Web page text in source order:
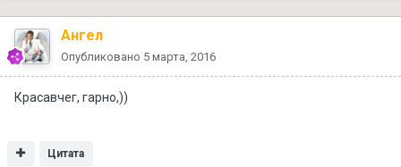
Ангел
Опубликовано 5 марта, 2016
Красавчег, гарно,))
Цитата